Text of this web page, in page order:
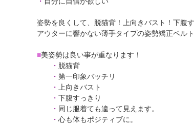
姿勢を良くして、脱猫背！上向きバスト！下腹す
アウターに響かない薄手タイプの姿勢矯正ベルト
■美姿勢は良い事が重なります！
・ 脱猫背
・ 第一印象バッチリ
・
上向きバスト
・ 下腹すっきり
・ 同じ服着ても違って見えます。
・ 心も体もポジティブに。